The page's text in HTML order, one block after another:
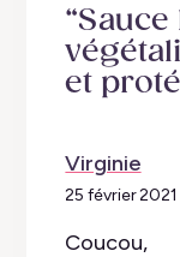
et
Virginie
25 février 2021
Coucou,